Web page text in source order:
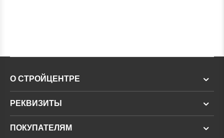
О СТРОЙЦЕНТРЕ
РЕКВИЗИТЫ
ПОКУПАТЕЛЯМ